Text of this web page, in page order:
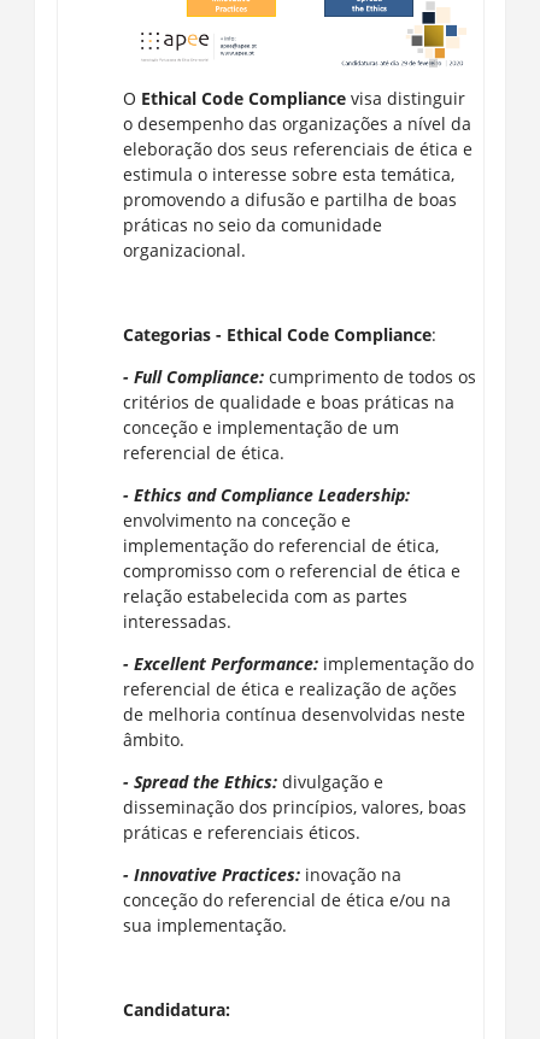
O Ethical Code Compliancevisa distinguir
o desempenho das organizações a nível da
eleboração dos seus referenciais de ética e
estimula o interesse sobre esta temática,
promovendo a difusão e partilha de boas
práticas no seio da comunidade
organizacional.
Categorias - Ethical Code Compliance:
- Full Compliance: cumprimento de todos os
critérios de qualidade e boas práticas na
conceção e implementação de um
referencial de ética.
- Ethics and Compliance Leadership:
envolvimento na conceção e
implementação do referencial de ética,
compromisso com o referencial de ética e
relação estabelecida com as partes
interessadas.
- Excellent Performance: implementação do
referencial de ética e realização de ações
de melhoria contínua desenvolvidas neste
âmbito.
- Spread the Ethics: divulgação e
disseminação dos princípios, valores, boas
práticas e referenciais éticos.
- Innovative Practices: inovação na
conceção do referencial de ética e/ou na
sua implementação.
Candidatura: